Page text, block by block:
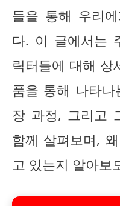
들을 통해 우리
다. 이 글에서는
릭터들에 대해 상
품을 통해 나타
장 과정, 그리고
함께 살펴보며,
고 있는지 알아보